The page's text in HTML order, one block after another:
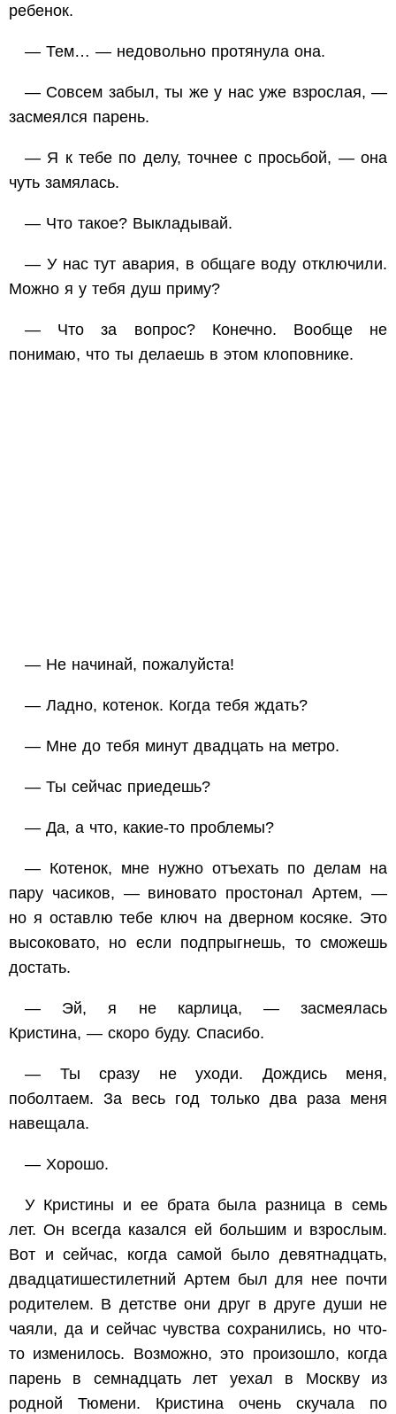
ребенок.
— Тем… — недовольно протянула она.
— Совсем забыл, ты же у нас уже взрослая, —
засмеялся парень.
— Я к тебе по делу, точнее с просьбой, — она
чуть замялась.
— Что такое? Выкладывай.
— У нас тут авария, в общаге воду отключили.
Можно я у тебя душ приму?
— Что за вопрос? Конечно. Вообще не
понимаю, что ты делаешь в этом клоповнике.
— Не начинай, пожалуйста!
— Ладно, котенок. Когда тебя ждать?
— Мне до тебя минут двадцать на метро.
— Ты сейчас приедешь?
— Да, а что, какие-то проблемы?
— Котенок, мне нужно отъехать по делам на
пару часиков, — виновато простонал Артем, —
но я оставлю тебе ключ на дверном косяке. Это
высоковато, но если подпрыгнешь, то сможешь
достать.
— Эй, я не карлица, — засмеялась
Кристина, — скоро буду. Спасибо.
— Ты сразу не уходи. Дождись меня,
поболтаем. За весь год только два раза меня
навещала.
— Хорошо.
У Кристины и ее брата была разница в семь
лет. Он всегда казался ей большим и взрослым.
Вот и сейчас, когда самой было девятнадцать,
двадцатишестилетний Артем был для нее почти
родителем. В детстве они друг в друге души не
чаяли, да и сейчас чувства сохранились, но что-
то изменилось. Возможно, это произошло, когда
парень в семнадцать лет уехал в Москву из
родной Тюмени. Кристина очень скучала по